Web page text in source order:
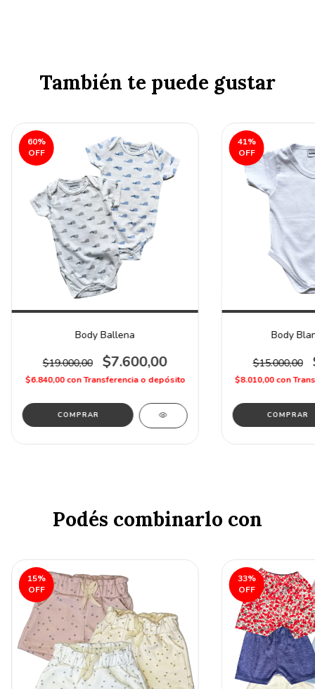
También te puede gustar
60%
OFF
Body Ballena
$19.000,00 $7.600,00
$6.840,00conTransferencia o depósito
COMPRAR
41%
OFF
Body
$15.000,00
$8.010,00con
COMPRAR
Podés combinarlo con
15%
OFF
33%
OFF